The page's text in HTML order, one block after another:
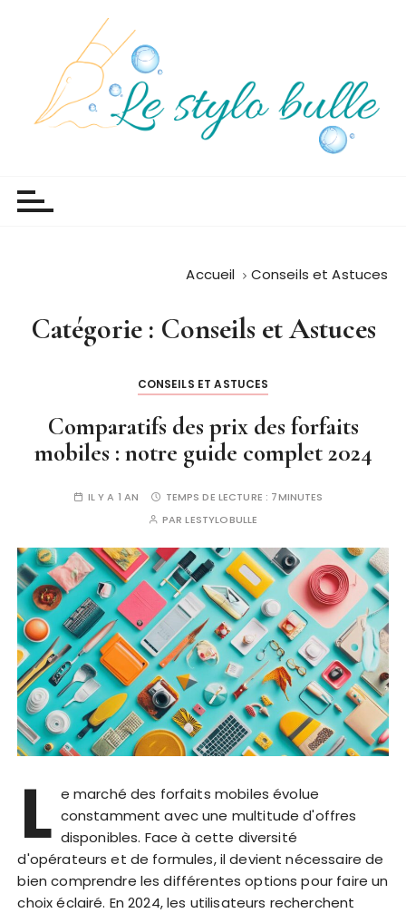
Accueil Conseils et Astuces
Catégorie : Conseils et Astuces
CONSEILS ET ASTUCES
Comparatifs des prix des forfaits
mobiles : notre guide complet 2024
IL Y A 1 AN TEMPS DE LECTURE : 7MINUTES
PARLESTYLOBULLE
L e marché des forfaits mobiles évolue
constamment avec une multitude d'offres
disponibles. Face à cette diversité
d'opérateurs et de formules, il devient nécessaire de
bien comprendre les différentes options pour faire un
choix éclairé. En 2024, les utilisateurs recherchent